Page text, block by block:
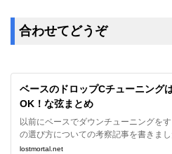
合わせてどうぞ
ベースのドロップCチューニング
OK！な弦まとめ
以前にベースでダウンチューニングを
の選び方についての考察記事を書きま
の後の自身の経験を踏まえて、今回はド
lostmortal.net